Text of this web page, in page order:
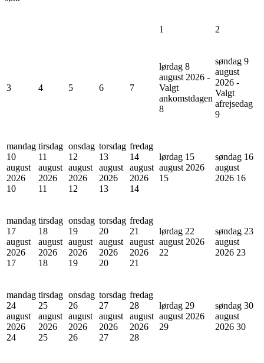
1 2
3 4 5 6 7
lørdag 8
august 2026 -
Valgt
ankomstdagen
8
søndag 9
august
2026 -
Valgt
afrejsedag
9
mandag
10
august
2026
10
tirsdag
11
august
2026
11
onsdag
12
august
2026
12
torsdag
13
august
2026
13
fredag
14
august
2026
14
lørdag 15
august 2026
15
søndag 16
august
2026 16
mandag
17
august
2026
17
tirsdag
18
august
2026
18
onsdag
19
august
2026
19
torsdag
20
august
2026
20
fredag
21
august
2026
21
lørdag 22
august 2026
22
søndag 23
august
2026 23
mandag
24
august
2026
24
tirsdag
25
august
2026
25
onsdag
26
august
2026
26
torsdag
27
august
2026
27
fredag
28
august
2026
28
lørdag 29
august 2026
29
søndag 30
august
2026 30